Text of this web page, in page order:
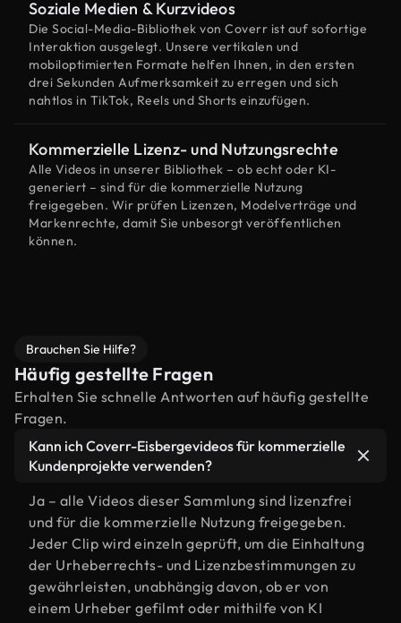
Soziale Medien & Kurzvideos
Die Social-Media-Bibliothek von Coverr ist auf sofortige
Interaktion ausgelegt. Unsere vertikalen und
mobiloptimierten Formate helfen Ihnen, in den ersten
drei Sekunden Aufmerksamkeit zu erregen und sich
nahtlos in TikTok, Reels und Shorts einzufügen.
Kommerzielle Lizenz- und Nutzungsrechte
Alle Videos in unserer Bibliothek – ob echt oder KI-
generiert – sind für die kommerzielle Nutzung
freigegeben. Wir prüfen Lizenzen, Modelverträge und
Markenrechte, damit Sie unbesorgt veröffentlichen
können.
Brauchen Sie Hilfe?
Häufig gestellte Fragen
Erhalten Sie schnelle Antworten auf häufig gestellte
Fragen.
Kann ich Coverr-Eisbergevideos für kommerzielle
Kundenprojekte verwenden?
Ja – alle Videos dieser Sammlung sind lizenzfrei
und für die kommerzielle Nutzung freigegeben.
Jeder Clip wird einzeln geprüft, um die Einhaltung
der Urheberrechts- und Lizenzbestimmungen zu
gewährleisten, unabhängig davon, ob er von
einem Urheber gefilmt oder mithilfe von KI